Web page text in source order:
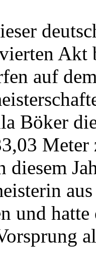
Akt
auf
Böker
Meter
und